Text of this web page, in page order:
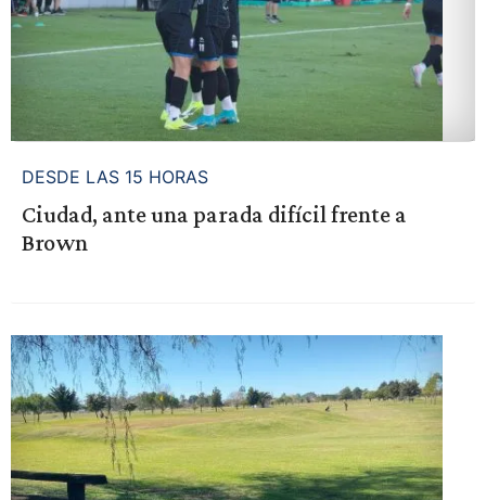
DESDE LAS 15 HORAS
Ciudad, ante una parada difícil frente a
Brown